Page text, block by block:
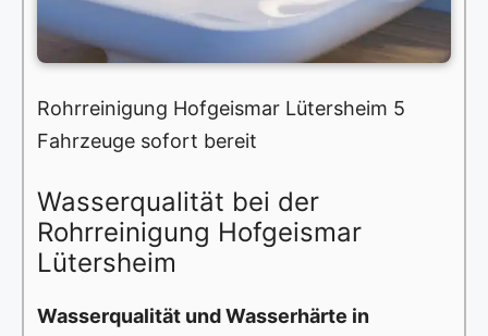
Rohrreinigung Hofgeismar Lütersheim 5
Fahrzeuge sofort bereit
Wasserqualität bei der
Rohrreinigung Hofgeismar
Lütersheim
Wasserqualität und Wasserhärte in